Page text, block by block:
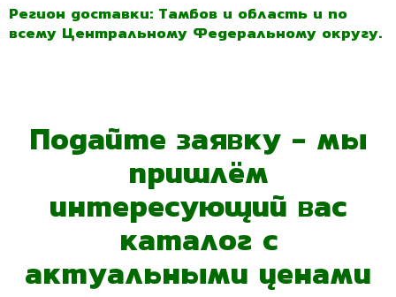
Регион доставки: Тамбов и область и по
всему Центральному Федеральному округу.
Подайте заявку - мы
пришлём
интересующий вас
каталог с
актуальными ценами